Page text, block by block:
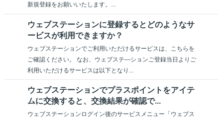
新規登録をお願いいたします。...
ウェブステーションに登録するとどのようなサ
ービスが利用できますか？
ウェブステーションでご利用いただけるサービスは、こちらを
ご確認ください。 なお、ウェブステ―ションご登録当日よりご
利用いただけるサービスは以下となり...
ウェブステーションでプラスポイントをアイテ
ムに交換すると、交換結果が確認で...
ウェブステーションログイン後のサービスメニュー「ウェブス